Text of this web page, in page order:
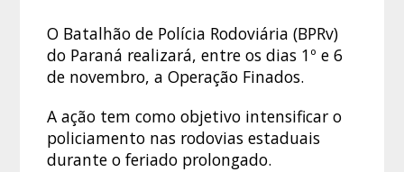
O Batalhão de Polícia Rodoviária (BPRv)
do Paraná realizará, entre os dias 1º e 6
de novembro, a Operação Finados.
A ação tem como objetivo intensificar o
policiamento nas rodovias estaduais
durante o feriado prolongado.